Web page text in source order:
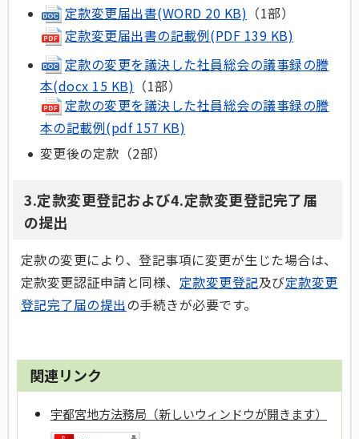
定款変更届出書(WORD 20 KB) （1部）
定款変更届出書の記載例(PDF 139 KB)
定款の変更を議決した社員総会の議事録の謄
本(docx 15 KB) （1部）
定款の変更を議決した社員総会の議事録の謄
本の記載例(pdf 157 KB)
変更後の定款（2部）
3.定款変更登記および4.定款変更登記完了届
の提出
定款の変更により、登記事項に変更が生じた場合は、
定款変更認証申請と同様、 定款変更登記及び定款変更
登記完了届の提出の手続きが必要です。
関連リンク
宇都宮地方法務局（新しいウィンドウが開きます）